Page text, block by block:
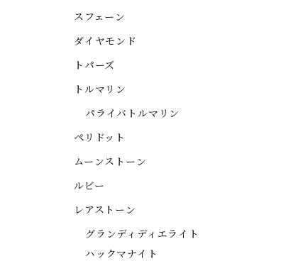
スフェーン
ダイヤモンド
トパーズ
トルマリン
パライバトルマリン
ペリドット
ムーンストーン
ルビー
レアストーン
グランディディエライト
ハックマナイト